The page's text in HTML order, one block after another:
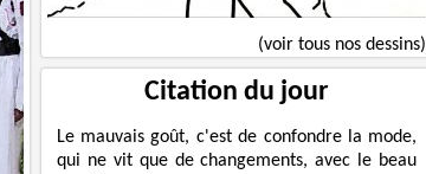
(voir tous nos dessins)
Citation du jour
Le mauvais goût, c'est de confondre la mode,
qui ne vit que de changements, avec le beau